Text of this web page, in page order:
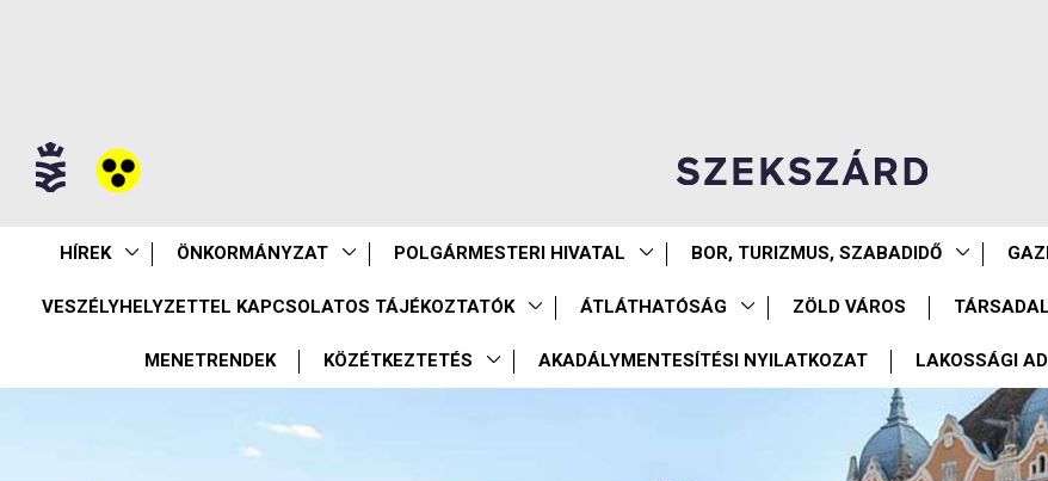
HÍREK ÖNKORMÁNYZAT POLGÁRMESTERI HIVATAL BOR, TURIZMUS, SZABADIDŐ
VESZÉLYHELYZETTEL KAPCSOLATOS TÁJÉKOZTATÓK ÁTLÁTHATÓSÁG ZÖLD VÁROS
MENETRENDEK KÖZÉTKEZTETÉS AKADÁLYMENTESÍTÉSI NYILATKOZAT LAKOSSÁGI